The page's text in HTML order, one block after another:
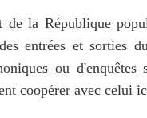
la République
entrées et sorties
ou
coopérer avec celui